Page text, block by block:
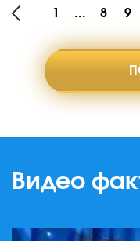
1 ... 8 9
Видео